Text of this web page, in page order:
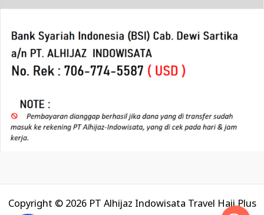
Copyright © 2026 PT Alhijaz Indowisata Travel Haji Plus